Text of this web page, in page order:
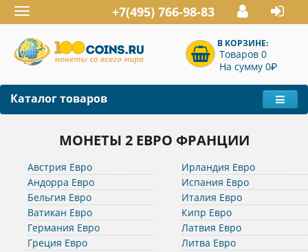
Toggle
navigation
+7(495) 766-98-83
В КОРЗИНЕ:
Товаров 0
На сумму 0P
Каталог товаров
МОНЕТЫ 2 ЕВРО ФРАНЦИИ
Австрия Евро
Андорра Евро
Бельгия Евро
Ватикан Евро
Германия Евро
Греция Евро
Ирландия Евро
Испания Евро
Италия Евро
Кипр Евро
Латвия Евро
Литва Евро